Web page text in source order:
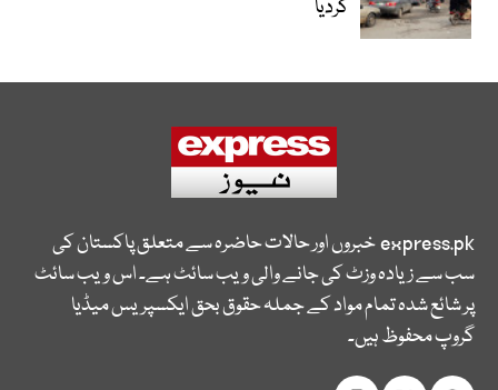
کردیا
express.pkخبروں اور حالات حاضرہ سے متعلق پاکستان کی
سب سے زیادہ وزٹ کی جانے والی ویب سائٹ ہے۔ اس ویب سائٹ
پر شائع شدہ تمام مواد کے جملہ حقوق بحق ایکسپریس میڈیا
گروپ محفوظ ہیں۔